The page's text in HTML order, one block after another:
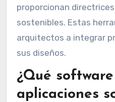
proporcionan
sostenibles. Estas
arquitectos a integrar
sus diseños.
¿Qué
aplicaciones